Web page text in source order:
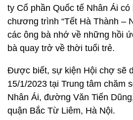
ty Cổ phần Quốc tế Nhân Ái
chương trình “Tết Hà Thành –
các ông bà nhớ về những hồi
bà quay trở về thời tuổi trẻ.
Được biết, sự kiện Hội chợ sẽ
15/1/2023 tại Trung tâm chăm
Nhân Ái, đường Văn Tiến
quận Bắc Từ Liêm, Hà Nội.